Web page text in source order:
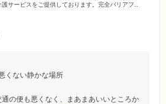
サービスをご提供しております。完全バリアフ
もご安心いただける環境。居室内は広々とした
のご希望に合わせた期間で受け付けしておりま
くない静かな場所
の便も悪くなく、まあまあいいところか